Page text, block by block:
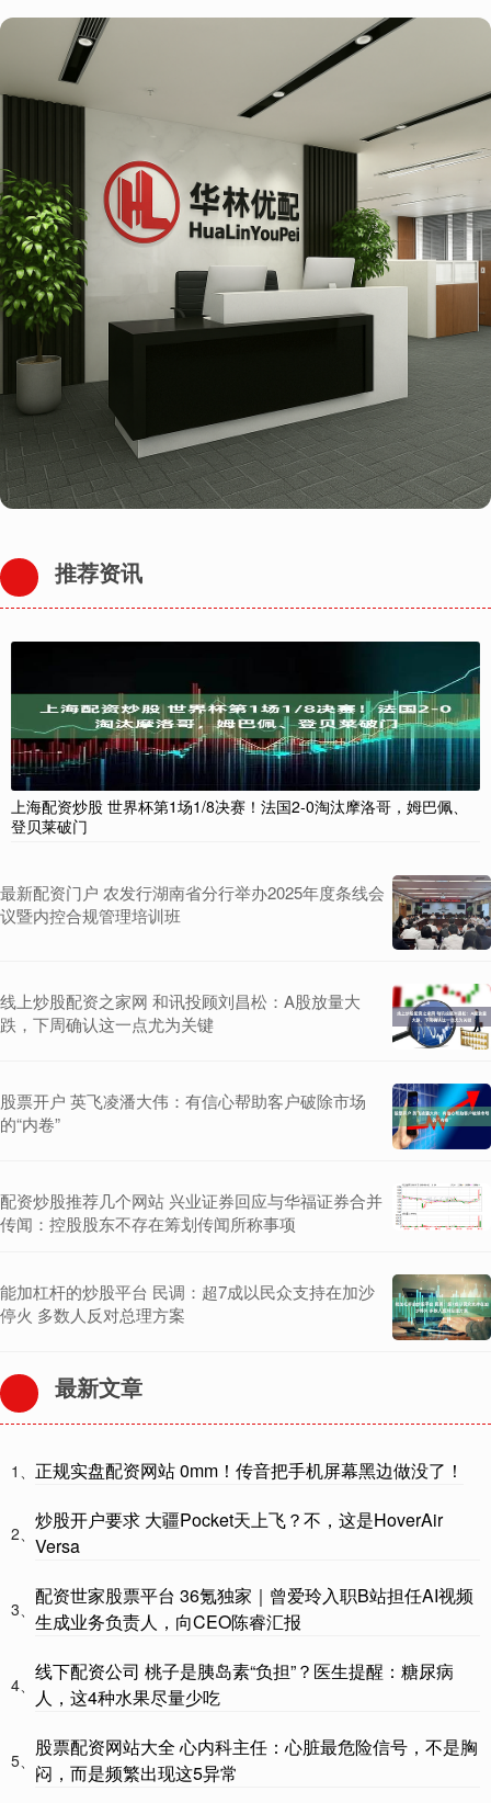
推荐资讯
上海配资炒股 世界杯第1场1/8决赛！法国2-0淘汰摩洛哥，姆巴佩、
登贝莱破门
最新配资门户 农发行湖南省分行举办2025年度条线会
议暨内控合规管理培训班
线上炒股配资之家网 和讯投顾刘昌松：A股放量大
跌，下周确认这一点尤为关键
股票开户 英飞凌潘大伟：有信心帮助客户破除市场
的“内卷”
配资炒股推荐几个网站 兴业证券回应与华福证券合并
传闻：控股股东不存在筹划传闻所称事项
能加杠杆的炒股平台 民调：超7成以民众支持在加沙
停火 多数人反对总理方案
最新文章
1、 正规实盘配资网站 0mm！传音把手机屏幕黑边做没了！
2、
炒股开户要求 大疆Pocket天上飞？不，这是HoverAir
Versa
3、
配资世家股票平台 36氪独家｜曾爱玲入职B站担任AI视频
生成业务负责人，向CEO陈睿汇报
4、
线下配资公司 桃子是胰岛素“负担”？医生提醒：糖尿病
人，这4种水果尽量少吃
5、
股票配资网站大全 心内科主任：心脏最危险信号，不是胸
闷，而是频繁出现这5异常